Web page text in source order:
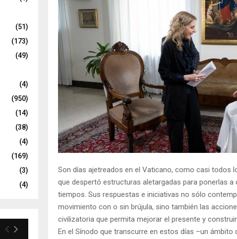
Son días ajetreados en el Vaticano, como casi todos
que despertó estructuras aletargadas para ponerlas
tiempos. Sus respuestas e iniciativas no sólo
movimiento con o sin brújula, sino también las
civilizatoria que permita mejorar el presente y
En el Sínodo que transcurre en estos días –un ámbito
(51)
(173)
(49)
(4)
(950)
(14)
(38)
(4)
(169)
(3)
(4)